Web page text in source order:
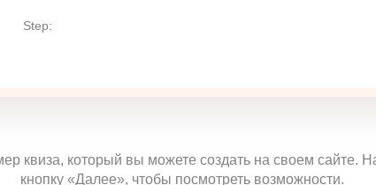
Step:
квиза, который вы можете создать на своем сайте.
кнопку «Далее», чтобы посмотреть возможности.